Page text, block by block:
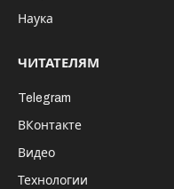
Наука
ЧИТАТЕЛЯМ
Telegram
ВКонтакте
Видео
Технологии